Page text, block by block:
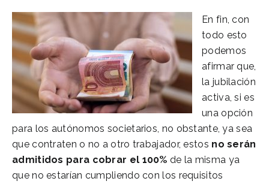
En fin, con
todo esto
podemos
afirmar que,
la jubilación
activa, si es
una opción
para los autónomos societarios, no obstante, ya sea
que contraten o no a otro trabajador, estos no serán
admitidos para cobrar el 100% de la misma ya
que no estarían cumpliendo con los requisitos